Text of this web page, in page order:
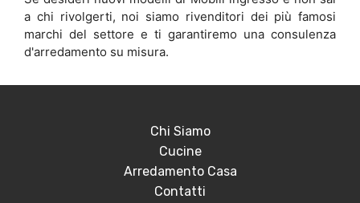
a chi rivolgerti, noi siamo rivenditori dei più famosi
marchi del settore e ti garantiremo una consulenza
d'arredamento su misura.
Chi Siamo
Cucine
Arredamento Casa
Contatti